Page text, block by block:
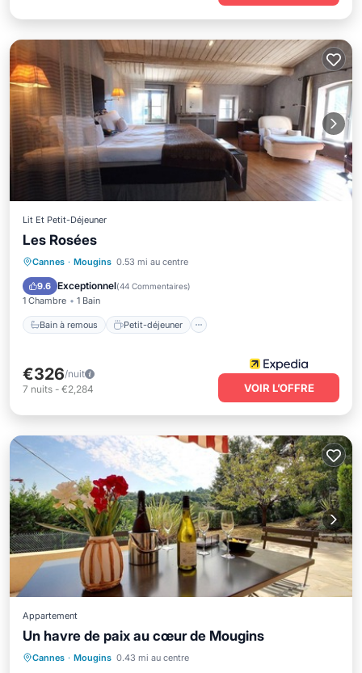
Lit Et Petit-Déjeuner
Les Rosées
Cannes · Mougins 0.53 mi au centre
9.6 Exceptionnel(44 Commentaires)
1 Chambre 1 Bain
Bain à remous Petit-déjeuner
Bain à remous
Petit-déjeuner
Parking
Piscine
€326/nuit
7 nuits - €2,284 VOIR L’OFFRE
Appartement
Un havre de paix au cœur de Mougins
Cannes · Mougins 0.43 mi au centre
Petit-déjeuner
Parking